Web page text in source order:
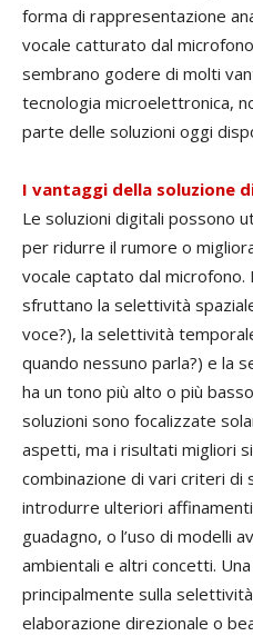
forma di rappresentazione
vocale catturato dal
sembrano godere di molti
tecnologia microelettronica,
parte delle soluzioni oggi
I vantaggi della soluzione
Le soluzioni digitali possono
per ridurre il rumore o
vocale captato dal
sfruttano la selettività
voce?), la selettività
quando nessuno parla?) e la
ha un tono più alto o più
soluzioni sono focalizzate
aspetti, ma i risultati migliori
combinazione di vari criteri di
introdurre ulteriori
guadagno, o l’uso di modelli
ambientali e altri concetti.
principalmente sulla
elaborazione direzionale o